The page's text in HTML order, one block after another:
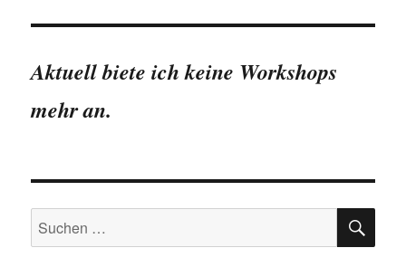
Aktuell biete ich keine Workshops
mehr an.
Suchen
nach: